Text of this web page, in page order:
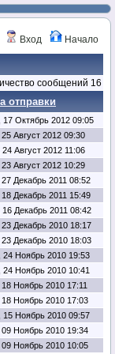
Вход Начало
сообщений 16
отправки
17 Октябрь 2012 09:05
Август 2012 09:30
Август 2012 11:06
Август 2012 10:29
Декабрь 2011 08:52
18 Декабрь 2011 15:49
16 Декабрь 2011 08:42
23 Декабрь 2010 18:17
23 Декабрь 2010 18:03
24 Ноябрь 2010 19:53
24 Ноябрь 2010 10:41
Ноябрь 2010 17:11
18 Ноябрь 2010 17:03
15 Ноябрь 2010 09:57
09 Ноябрь 2010 19:34
09 Ноябрь 2010 10:05